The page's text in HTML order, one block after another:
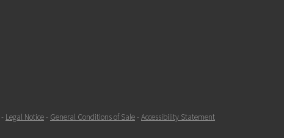
- Legal Notice- General Conditions of Sale- Accessibility Statement